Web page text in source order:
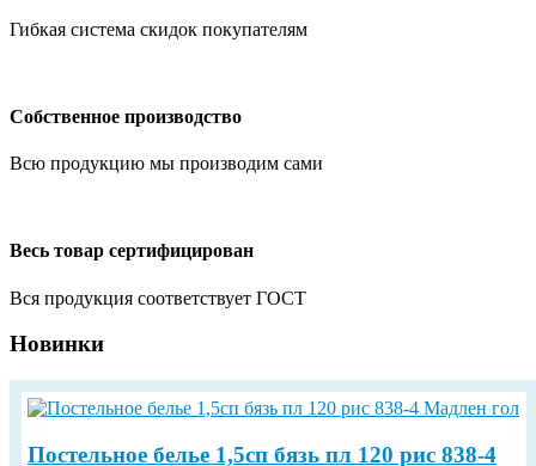
Гибкая система скидок покупателям
Собственное производство
Всю продукцию мы производим сами
Весь товар сертифицирован
Вся продукция соответствует ГОСТ
Новинки
Постельное белье 1,5сп бязь пл 120 рис 838-4